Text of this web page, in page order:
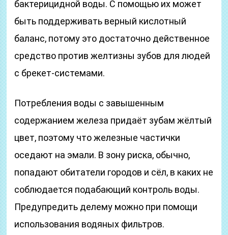
бактерицидной воды. С помощью их может
быть поддерживать верный кислотный
баланс, потому это достаточно действенное
средство против желтизны зубов для людей
с брекет-системами.
Потребления воды с завышенным
содержанием железа придаёт зубам жёлтый
цвет, поэтому что железные частички
оседают на эмали. В зону риска, обычно,
попадают обитатели городов и сёл, в каких не
соблюдается подабающий контроль воды.
Предупредить делему можно при помощи
использования водяных фильтров.